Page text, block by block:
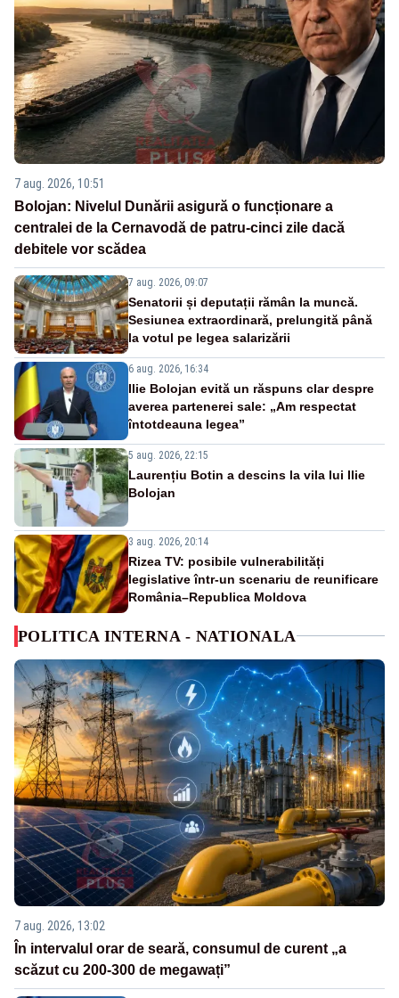
7 aug. 2026, 10:51
Bolojan: Nivelul Dunării asigură o funcționare a
centralei de la Cernavodă de patru-cinci zile dacă
debitele vor scădea
7 aug. 2026, 09:07
Senatorii și deputații rămân la muncă.
Sesiunea extraordinară, prelungită până
la votul pe legea salarizării
6 aug. 2026, 16:34
Ilie Bolojan evită un răspuns clar despre
averea partenerei sale: „Am respectat
întotdeauna legea”
5 aug. 2026, 22:15
Laurențiu Botin a descins la vila lui Ilie
Bolojan
3 aug. 2026, 20:14
Rizea TV: posibile vulnerabilități
legislative într-un scenariu de reunificare
România–Republica Moldova
POLITICA INTERNA - NATIONALA
7 aug. 2026, 13:02
În intervalul orar de seară, consumul de curent „a
scăzut cu 200-300 de megawați”